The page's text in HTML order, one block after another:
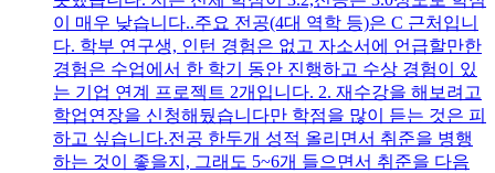
이 매우 낮습니다..주요 전공(4대 역학 등)은 C 근처입니
다. 학부 연구생, 인턴 경험은 없고 자소서에 언급할만한
경험은 수업에서 한 학기 동안 진행하고 수상 경험이 있
는 기업 연계 프로젝트 2개입니다. 2. 재수강을 해보려고
학업연장을 신청해뒀습니다만 학점을 많이 듣는 것은 피
하고 싶습니다.전공 한두개 성적 올리면서 취준을 병행
하는 것이 좋을지, 그래도 5~6개 들으면서 취준을 다음